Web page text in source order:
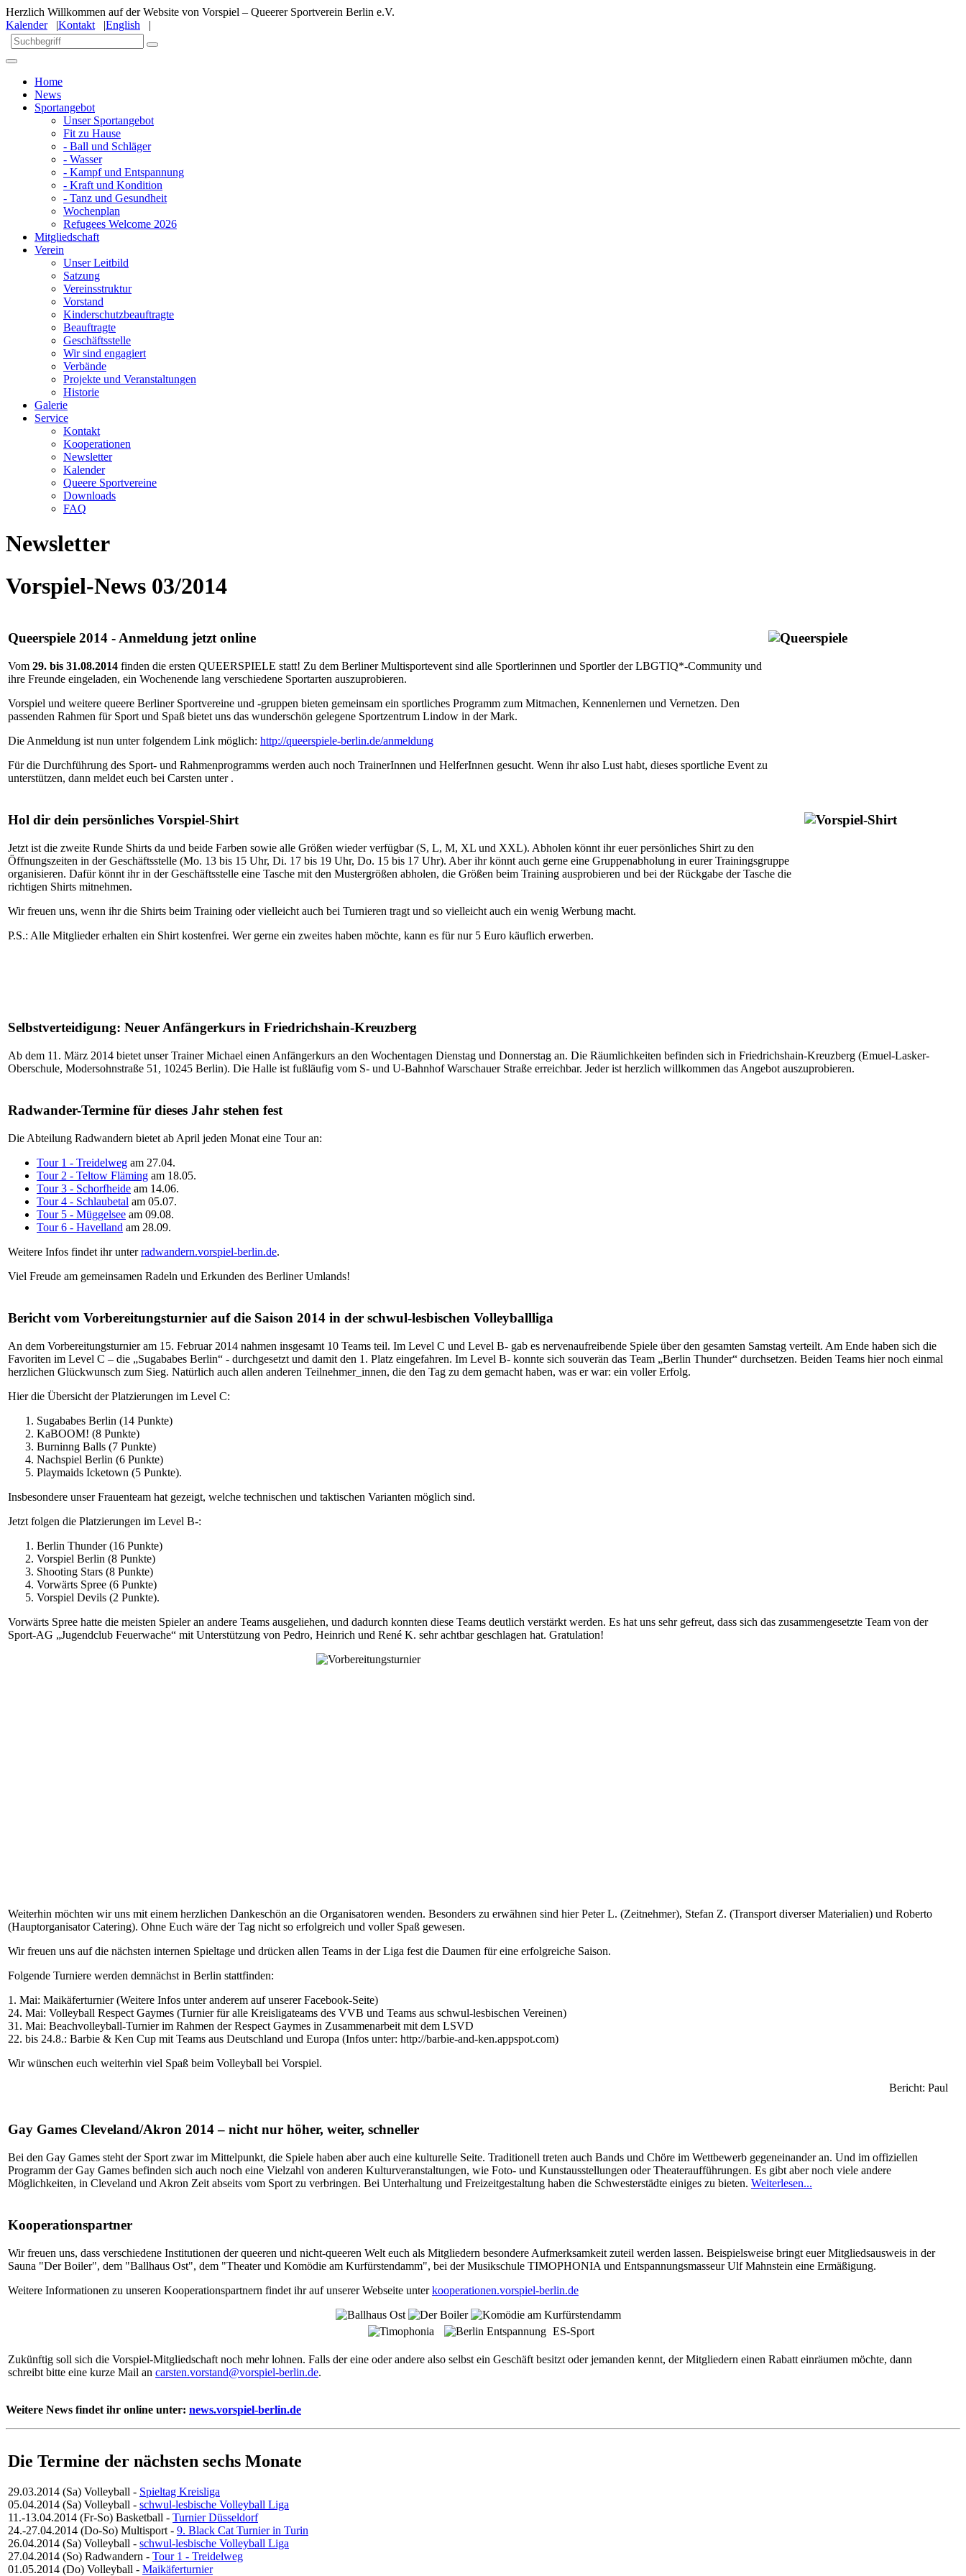
Herzlich Willkommen auf der Website von Vorspiel – Queerer Sportverein Berlin e.V.
Kalender|Kontakt |English |
Home
News
Sportangebot
Unser Sportangebot
Fit zu Hause
- Ball und Schläger
- Wasser
- Kampf und Entspannung
- Kraft und Kondition
- Tanz und Gesundheit
Wochenplan
Refugees Welcome 2026
Mitgliedschaft
Verein
Unser Leitbild
Satzung
Vereinsstruktur
Vorstand
Kinderschutzbeauftragte
Beauftragte
Geschäftsstelle
Wir sind engagiert
Verbände
Projekte und Veranstaltungen
Historie
Galerie
Service
Kontakt
Kooperationen
Newsletter
Kalender
Queere Sportvereine
Downloads
FAQ
Newsletter
Vorspiel-News 03/2014
Queerspiele 2014 - Anmeldung jetzt online
Vom 29. bis 31.08.2014 finden die ersten QUEERSPIELE statt! Zu dem Berliner Multisportevent sind alle Sportlerinnen und Sportler der LBGTIQ*-Community und
ihre Freunde eingeladen, ein Wochenende lang verschiedene Sportarten auszuprobieren.
Vorspiel und weitere queere Berliner Sportvereine und -gruppen bieten gemeinsam ein sportliches Programm zum Mitmachen, Kennenlernen und Vernetzen. Den
passenden Rahmen für Sport und Spaß bietet uns das wunderschön gelegene Sportzentrum Lindow in der Mark.
Die Anmeldung ist nun unter folgendem Link möglich: http://queerspiele-berlin.de/anmeldung
Für die Durchführung des Sport- und Rahmenprogramms werden auch noch TrainerInnen und HelferInnen gesucht. Wenn ihr also Lust habt, dieses sportliche Event zu
unterstützen, dann meldet euch bei Carsten unter .
Hol dir dein persönliches Vorspiel-Shirt
Jetzt ist die zweite Runde Shirts da und beide Farben sowie alle Größen wieder verfügbar (S, L, M, XL und XXL). Abholen könnt ihr euer persönliches Shirt zu den
Öffnungszeiten in der Geschäftsstelle (Mo. 13 bis 15 Uhr, Di. 17 bis 19 Uhr, Do. 15 bis 17 Uhr). Aber ihr könnt auch gerne eine Gruppenabholung in eurer Trainingsgruppe
organisieren. Dafür könnt ihr in der Geschäftsstelle eine Tasche mit den Mustergrößen abholen, die Größen beim Training ausprobieren und bei der Rückgabe der Tasche die
richtigen Shirts mitnehmen.
Wir freuen uns, wenn ihr die Shirts beim Training oder vielleicht auch bei Turnieren tragt und so vielleicht auch ein wenig Werbung macht.
P.S.: Alle Mitglieder erhalten ein Shirt kostenfrei. Wer gerne ein zweites haben möchte, kann es für nur 5 Euro käuflich erwerben.
Selbstverteidigung: Neuer Anfängerkurs in Friedrichshain-Kreuzberg
Ab dem 11. März 2014 bietet unser Trainer Michael einen Anfängerkurs an den Wochentagen Dienstag und Donnerstag an. Die Räumlichkeiten befinden sich in Friedrichshain-Kreuzberg (Emuel-Lasker-
Oberschule, Modersohnstraße 51, 10245 Berlin). Die Halle ist fußläufig vom S- und U-Bahnhof Warschauer Straße erreichbar. Jeder ist herzlich willkommen das Angebot auszuprobieren.
Radwander-Termine für dieses Jahr stehen fest
Die Abteilung Radwandern bietet ab April jeden Monat eine Tour an:
Tour 1 - Treidelweg am 27.04.
Tour 2 - Teltow Fläming am 18.05.
Tour 3 - Schorfheide am 14.06.
Tour 4 - Schlaubetal am 05.07.
Tour 5 - Müggelsee am 09.08.
Tour 6 - Havelland am 28.09.
Weitere Infos findet ihr unterradwandern.vorspiel-berlin.de.
Viel Freude am gemeinsamen Radeln und Erkunden des Berliner Umlands!
Bericht vom Vorbereitungsturnier auf die Saison 2014 in der schwul-lesbischen Volleyballliga
An dem Vorbereitungsturnier am 15. Februar 2014 nahmen insgesamt 10 Teams teil. Im Level C und Level B- gab es nervenaufreibende Spiele über den gesamten Samstag verteilt. Am Ende haben sich die
Favoriten im Level C – die „Sugababes Berlin“ - durchgesetzt und damit den 1. Platz eingefahren. Im Level B- konnte sich souverän das Team „Berlin Thunder“ durchsetzen. Beiden Teams hier noch einmal
herzlichen Glückwunsch zum Sieg. Natürlich auch allen anderen Teilnehmer_innen, die den Tag zu dem gemacht haben, was er war: ein voller Erfolg.
Hier die Übersicht der Platzierungen im Level C:
Sugababes Berlin (14 Punkte)
KaBOOM! (8 Punkte)
Burninng Balls (7 Punkte)
Nachspiel Berlin (6 Punkte)
Playmaids Icketown (5 Punkte).
Insbesondere unser Frauenteam hat gezeigt, welche technischen und taktischen Varianten möglich sind.
Jetzt folgen die Platzierungen im Level B-:
Berlin Thunder (16 Punkte)
Vorspiel Berlin (8 Punkte)
Shooting Stars (8 Punkte)
Vorwärts Spree (6 Punkte)
Vorspiel Devils (2 Punkte).
Vorwärts Spree hatte die meisten Spieler an andere Teams ausgeliehen, und dadurch konnten diese Teams deutlich verstärkt werden. Es hat uns sehr gefreut, dass sich das zusammengesetzte Team von der
Sport-AG „Jugendclub Feuerwache“ mit Unterstützung von Pedro, Heinrich und René K. sehr achtbar geschlagen hat. Gratulation!
Weiterhin möchten wir uns mit einem herzlichen Dankeschön an die Organisatoren wenden. Besonders zu erwähnen sind hier Peter L. (Zeitnehmer), Stefan Z. (Transport diverser Materialien) und Roberto
(Hauptorganisator Catering). Ohne Euch wäre der Tag nicht so erfolgreich und voller Spaß gewesen.
Wir freuen uns auf die nächsten internen Spieltage und drücken allen Teams in der Liga fest die Daumen für eine erfolgreiche Saison.
Folgende Turniere werden demnächst in Berlin stattfinden:
1. Mai: Maikäferturnier (Weitere Infos unter anderem auf unserer Facebook-Seite)
24. Mai: Volleyball Respect Gaymes (Turnier für alle Kreisligateams des VVB und Teams aus schwul-lesbischen Vereinen)
31. Mai: Beachvolleyball-Turnier im Rahmen der Respect Gaymes in Zusammenarbeit mit dem LSVD
22. bis 24.8.: Barbie & Ken Cup mit Teams aus Deutschland und Europa (Infos unter: http://barbie-and-ken.appspot.com)
Wir wünschen euch weiterhin viel Spaß beim Volleyball bei Vorspiel.
Bericht: Paul
Gay Games Cleveland/Akron 2014 – nicht nur höher, weiter, schneller
Bei den Gay Games steht der Sport zwar im Mittelpunkt, die Spiele haben aber auch eine kulturelle Seite. Traditionell treten auch Bands und Chöre im Wettbewerb gegeneinander an. Und im offiziellen
Programm der Gay Games befinden sich auch noch eine Vielzahl von anderen Kulturveranstaltungen, wie Foto- und Kunstausstellungen oder Theateraufführungen. Es gibt aber noch viele andere
Möglichkeiten, in Cleveland und Akron Zeit abseits vom Sport zu verbringen. Bei Unterhaltung und Freizeitgestaltung haben die Schwesterstädte einiges zu bieten. Weiterlesen...
Kooperationspartner
Wir freuen uns, dass verschiedene Institutionen der queeren und nicht-queeren Welt euch als Mitgliedern besondere Aufmerksamkeit zuteil werden lassen. Beispielsweise bringt euer Mitgliedsausweis in der
Sauna "Der Boiler", dem "Ballhaus Ost", dem "Theater und Komödie am Kurfürstendamm", bei der Musikschule TIMOPHONIA und Entspannungsmasseur Ulf Mahnstein eine Ermäßigung.
Weitere Informationen zu unseren Kooperationspartnern findet ihr auf unserer Webseite unterkooperationen.vorspiel-berlin.de
ES-Sport
Zukünftig soll sich die Vorspiel-Mitgliedschaft noch mehr lohnen. Falls der eine oder andere also selbst ein Geschäft besitzt oder jemanden kennt, der Mitgliedern einen Rabatt einräumen möchte, dann
schreibt bitte eine kurze Mail an carsten.vorstand@vorspiel-berlin.de.
Weitere News findet ihr online unter: news.vorspiel-berlin.de
Die Termine der nächsten sechs Monate
29.03.2014 (Sa) Volleyball - Spieltag Kreisliga
05.04.2014 (Sa) Volleyball - schwul-lesbische Volleyball Liga
11.-13.04.2014 (Fr-So) Basketball - Turnier Düsseldorf
24.-27.04.2014 (Do-So) Multisport - 9. Black Cat Turnier in Turin
26.04.2014 (Sa) Volleyball - schwul-lesbische Volleyball Liga
27.04.2014 (So) Radwandern - Tour 1 - Treidelweg
01.05.2014 (Do) Volleyball - Maikäferturnier